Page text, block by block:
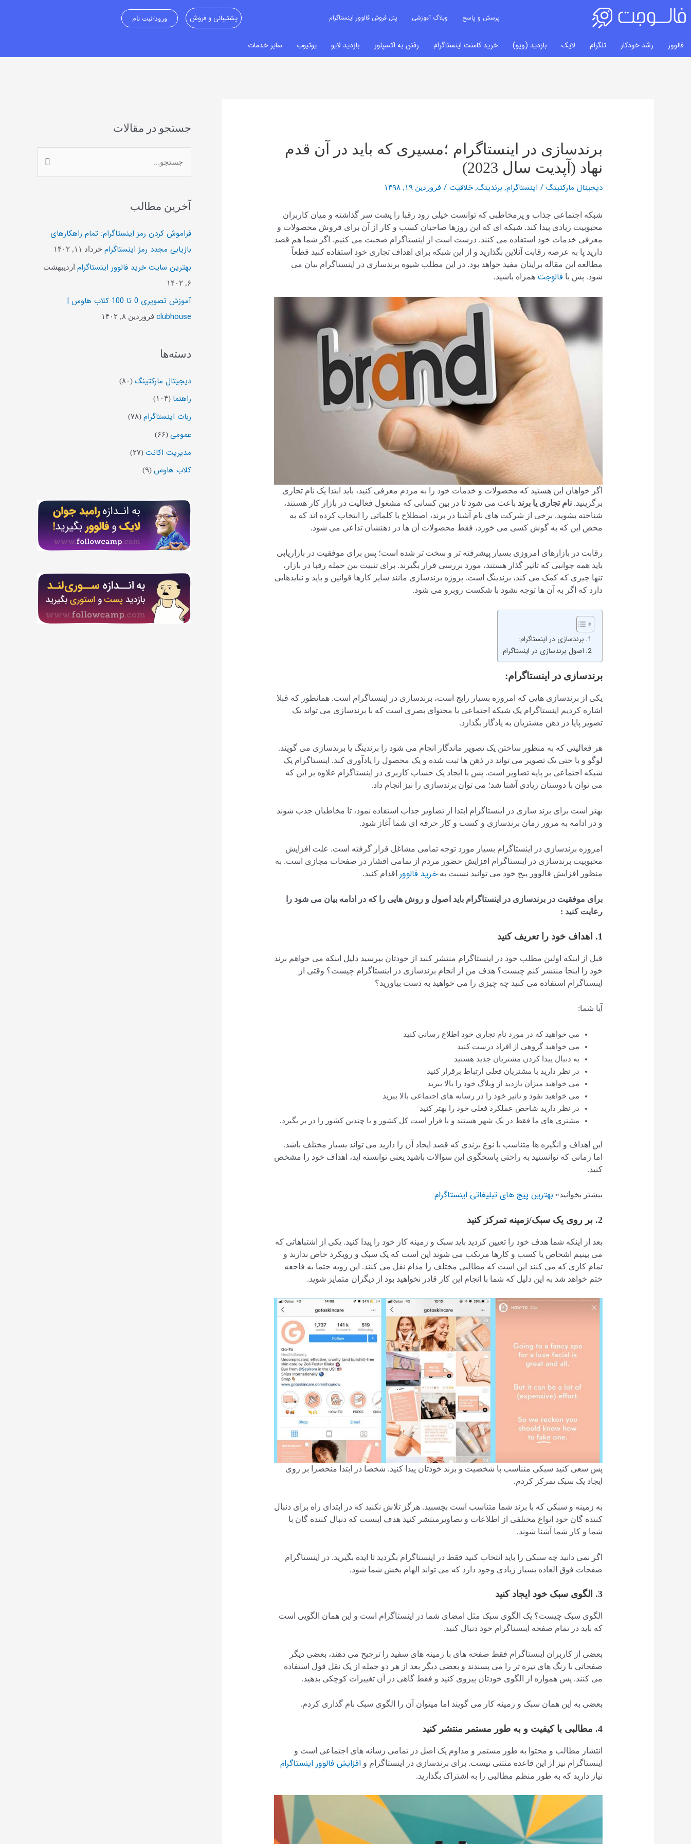
پرسش و پاسخ وبلاگ آموزشی پنل فروش فالوور اینستاگرام پشتیبانی و فروش ورود/ثبت نام
فالوور رشد خودکار تلگرام لایک بازدید (ویو) خرید کامنت اینستاگرام رفتن به اکسپلور بازدید لایو یوتیوب سایر خدمات
برندسازی در اینستاگرام ؛مسیری که باید در آن قدم
نهاد (آپدیت سال 2023)
دیجیتال مارکتینگ / اینستاگرام, برندینگ,خلاقیت / فروردین ۱۹, ۱۳۹۸
شبکه اجتماعی جذاب و پرمخاطبی که توانست خیلی زود رقبا را پشت سر گذاشته و میان کاربران
محبوبیت زیادی پیدا کند. شبکه ای که این روزها صاحبان کسب و کار از آن برای فروش محصولات و
معرفی خدمات خود استفاده می کنند. درست است از اینستاگرام صحبت می کنیم. اگر شما هم قصد
دارید پا به عرصه رقابت آنلاین بگذارید و از این شبکه برای اهداف تجاری خود استفاده کنید قطعاً
مطالعه این مقاله برایتان مفید خواهد بود. در این مطلب شیوه برندسازی در اینستاگرام بیان می
شود. پس بافالوجت همراه باشید.
اگر خواهان این هستید که محصولات و خدمات خود را به مردم معرفی کنید، باید ابتدا یک نام تجاری
برگزینید. نام تجاری یا برند باعث می شود تا در بین کسانی که مشغول فعالیت در بازار کار هستند،
شناخته بشوید. برخی از شرکت های نام آشنا در برند، اصطلاح یا کلماتی را انتخاب کرده اند که به
محض این که به گوش کسی می خورد، فقط محصولات آن ها در ذهنشان تداعی می شود.
رقابت در بازارهای امروزی بسیار پیشرفته تر و سخت تر شده است؛ پس برای موفقیت در بازاریابی
باید همه جوانبی که تاثیر گذار هستند، مورد بررسی قرار بگیرند. برای تثبیت بین حمله رقبا در بازار،
تنها چیزی که کمک می کند، برندینگ است. پروژه برندسازی مانند سایر کارها قوانین و باید و نبایدهایی
دارد که اگر به آن ها توجه نشود با شکست روبرو می شود.
برندسازی در اینستاگرام:
اصول برندسازی در اینستاگرام
برندسازی در اینستاگرام:
یکی از برندسازی هایی که امروزه بسیار رایج است، برندسازی در اینستاگرام است. همانطور که قبلا
اشاره کردیم اینستاگرام یک شبکه اجتماعی با محتوای بصری است که با برندسازی می تواند یک
تصویر پایا در ذهن مشتریان به یادگار بگذارد.
هر فعالیتی که به منظور ساختن یک تصویر ماندگار انجام می شود را برندینگ یا برندسازی می گویند.
لوگو و یا حتی یک تصویر می تواند در ذهن ها ثبت شده و یک محصول را یادآوری کند. اینستاگرام یک
شبکه اجتماعی بر پایه تصاویر است. پس با ایجاد یک حساب کاربری در اینستاگرام علاوه بر این که
می توان با دوستان زیادی آشنا شد؛ می توان برندسازی را نیز انجام داد.
بهتر است برای برند سازی در اینستاگرام ابتدا از تصاویر جذاب استفاده نمود، تا مخاطبان جذب شوند
و در ادامه به مرور زمان برندسازی و کسب و کار حرفه ای شما آغاز شود.
امروزه برندسازی در اینستاگرام بسیار مورد توجه تمامی مشاغل قرار گرفته است. علت افزایش
محبوبیت برندسازی در اینستاگرام افزایش حضور مردم از تمامی اقشار در صفحات مجازی است. به
منظور افزایش فالوور پیج خود می توانید نسبت بهخرید فالوور اقدام کنید.
برای موفقیت در برندسازی در اینستاگرام باید اصول و روش هایی را که در ادامه بیان می شود را
رعایت کنید :
1. اهداف خود را تعریف کنید
قبل از اینکه اولین مطلب خود در اینستاگرام منتشر کنید از خودتان بپرسید دلیل اینکه می خواهم برند
خود را اینجا منتشر کنم چیست؟ هدف من از انجام برندسازی در اینستاگرام چیست؟ وقتی از
اینستاگرام استفاده می کنید چه چیزی را می خواهید به دست بیاورید؟
آیا شما:
می خواهید که در مورد نام تجاری خود اطلاع رسانی کنید
می خواهید گروهی از افراد درست کنید
به دنبال ییدا کردن مشتریان جدید هستید
در نظر دارید با مشتریان فعلی ارتباط برقرار کنید
می خواهید میزان بازدید از وبلاگ خود را بالا ببرید
می خواهید نفوذ و تاثیر خود را در رسانه های اجتماعی بالا ببرید
در نظر دارید شاخص عملکرد فعلی خود را بهتر کنید
مشتری های ما فقط در یک شهر هستند و یا قرار است کل کشور و یا چندین کشور را در بر بگیرد.
این اهداف و انگیزه ها متناسب با نوع برندی که قصد ایجاد آن را دارید می تواند بسیار مختلف باشد.
اما زمانی که توانستید به راحتی پاسخگوی این سوالات باشید یعنی توانسته اید، اهداف خود را مشخص
کنید.
بیشتر بخوانید» بهترین پیج های تبلیغاتی اینستاگرام
2. بر روی یک سبک/زمینه تمرکز کنید
بعد از اینکه شما هدف خود را تعیین کردید باید سبک و زمینه کار خود را پیدا کنید. یکی از اشتباهاتی که
می بینیم اشخاص یا کسب و کارها مرتکب می شوند این است که یک سبک و رویکرد خاص ندارند و
تمام کاری که می کنند این است که مطالبی مختلف را مدام نقل می کنند. این رویه حتما به فاجعه
ختم خواهد شد به این دلیل که شما با انجام این کار قادر نخواهید بود از دیگران متمایز شوید.
پس سعی کنید سبکی متناسب با شخصیت و برند خودتان پیدا کنید. شخصا در ابتدا منحصرا بر روی
ایجاد یک سبک تمرکز کردم.
به زمینه و سبکی که با برند شما متناسب است بچسبید. هرگز تلاش نکنید که در ابتدای راه برای دنبال
کننده گان خود انواع مختلفی از اطلاعات و تصاویرمنتشر کنید هدف اینست که دنبال کننده گان با
شما و کار شما آشنا شوند.
اگر نمی دانید چه سبکی را باید انتخاب کنید فقط در اینستاگرام بگردید تا ایده بگیرید. در اینستاگرام
صفحات فوق العاده بسیار زیادی وجود دارد که می تواند الهام بخش شما شود.
3. الگوی سبک خود ایجاد کنید
الگوی سبک چیست؟ یک الگوی سبک مثل امضای شما در اینستاگرام است و این همان الگویی است
که باید در تمام صفحه اینستاگرام خود دنبال کنید.
بعضی از کاربران اینستاگرام فقط صفحه های با زمینه های سفید را ترجیح می دهند، بعضی دیگر
صفحاتی با رنگ های تیره تر را می پسندند و بعضی دیگر بعد از هر دو جمله از یک نقل قول استفاده
می کنند. پس همواره از الگوی خودتان پیروی کنید و فقط گاهی در آن تغییرات کوچکی بدهید.
بعضی به این همان سبک و زمینه کار می گویند اما میتوان آن را الگوی سبک نام گذاری کردم.
4. مطالبی با کیفیت و به طور مستمر منتشر کنید
انتشار مطالب و محتوا به طور مستمر و مداوم یک اصل در تمامی رسانه های اجتماعی است و
اینستاگرام نیز از این قاعده مثتنی نیست. برای برندسازی در اینستاگرام وافزایش فالوور اینستاگرام
نیاز دارید که به طور منظم مطالبی را به اشتراک بگذارید.
جستجو در مقالات
س
ج
ا
ی
:
آخرین مطالب
فراموش کردن رمز اینستاگرام: تمام راهکارهای
بازیابی مجدد رمز اینستاگرام خرداد ۱۱, ۱۴۰۲
بهترین سایت خرید فالوور اینستاگرام اردیبهشت
۶, ۱۴۰۲
آموزش تصویری 0 تا 100 کلاب هاوس |
clubhouse فروردین ۸, ۱۴۰۲
دسته‌ها
دیجیتال مارکتینگ (۸۰)
راهنما (۱۰۴)
ربات اینستاگرام (۷۸)
عمومی (۶۶)
مدیریت اکانت (۲۷)
کلاب هاوس (۹)